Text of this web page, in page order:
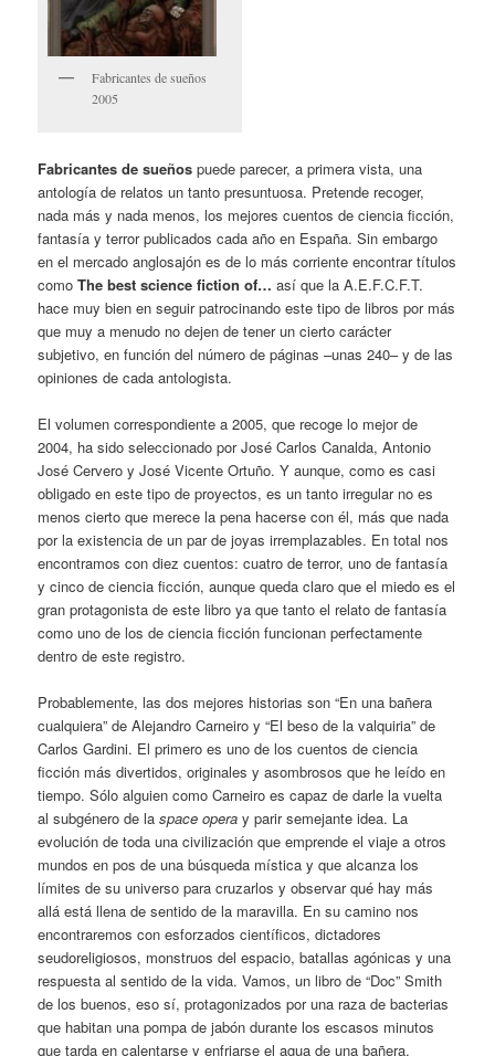
Fabricantes de sueños
2005
Fabricantes de sueños puede parecer, a primera vista, una
antología de relatos un tanto presuntuosa. Pretende recoger,
nada más y nada menos, los mejores cuentos de ciencia ficción,
fantasía y terror publicados cada año en España. Sin embargo
en el mercado anglosajón es de lo más corriente encontrar títulos
comoThe best science fiction of… así que la A.E.F.C.F.T.
hace muy bien en seguir patrocinando este tipo de libros por más
que muy a menudo no dejen de tener un cierto carácter
subjetivo, en función del número de páginas –unas 240– y de las
opiniones de cada antologista.
El volumen correspondiente a 2005, que recoge lo mejor de
2004, ha sido seleccionado por José Carlos Canalda, Antonio
José Cervero y José Vicente Ortuño. Y aunque, como es casi
obligado en este tipo de proyectos, es un tanto irregular no es
menos cierto que merece la pena hacerse con él, más que nada
por la existencia de un par de joyas irremplazables. En total nos
encontramos con diez cuentos: cuatro de terror, uno de fantasía
y cinco de ciencia ficción, aunque queda claro que el miedo es el
gran protagonista de este libro ya que tanto el relato de fantasía
como uno de los de ciencia ficción funcionan perfectamente
dentro de este registro.
Probablemente, las dos mejores historias son “En una bañera
cualquiera” de Alejandro Carneiro y “El beso de la valquiria” de
Carlos Gardini. El primero es uno de los cuentos de ciencia
ficción más divertidos, originales y asombrosos que he leído en
tiempo. Sólo alguien como Carneiro es capaz de darle la vuelta
al subgénero de laspace opera y parir semejante idea. La
evolución de toda una civilización que emprende el viaje a otros
mundos en pos de una búsqueda mística y que alcanza los
límites de su universo para cruzarlos y observar qué hay más
allá está llena de sentido de la maravilla. En su camino nos
encontraremos con esforzados científicos, dictadores
seudoreligiosos, monstruos del espacio, batallas agónicas y una
respuesta al sentido de la vida. Vamos, un libro de “Doc” Smith
de los buenos, eso sí, protagonizados por una raza de bacterias
que habitan una pompa de jabón durante los escasos minutos
que tarda en calentarse y enfriarse el agua de una bañera.